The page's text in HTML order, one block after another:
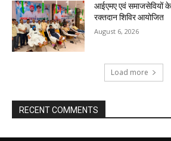
आईएमए एवं समाजसेवियों
रक्तदान शिविर आयोजित
August 6, 2026
Load more
RECENT COMMENTS